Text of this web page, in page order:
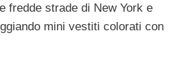
fredde strade di New York e
mini vestiti colorati con